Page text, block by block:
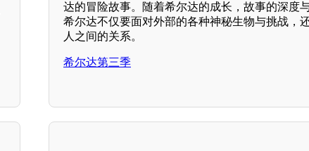
达的冒险故事。随着希尔达的成长，故事的深度
希尔达不仅要面对外部的各种神秘生物与挑战，
人之间的关系。
希尔达第三季